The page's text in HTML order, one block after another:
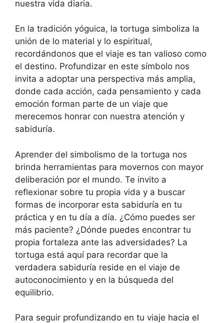
nuestra vida diaria.
En la tradición yóguica, la tortuga simboliza la
unión de lo material y lo espiritual,
recordándonos que el viaje es tan valioso como
el destino. Profundizar en este símbolo nos
invita a adoptar una perspectiva más amplia,
donde cada acción, cada pensamiento y cada
emoción forman parte de un viaje que
merecemos honrar con nuestra atención y
sabiduría.
Aprender del simbolismo de la tortuga nos
brinda herramientas para movernos con mayor
deliberación por el mundo. Te invito a
reflexionar sobre tu propia vida y a buscar
formas de incorporar esta sabiduría en tu
práctica y en tu día a día. ¿Cómo puedes ser
más paciente? ¿Dónde puedes encontrar tu
propia fortaleza ante las adversidades? La
tortuga está aquí para recordar que la
verdadera sabiduría reside en el viaje de
autoconocimiento y en la búsqueda del
equilibrio.
Para seguir profundizando en tu viaje hacia el